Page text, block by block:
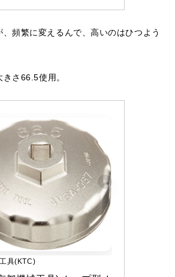
頻繁に変えるんで、高いのはひつよう
さ66.5使用。
具(KTC)